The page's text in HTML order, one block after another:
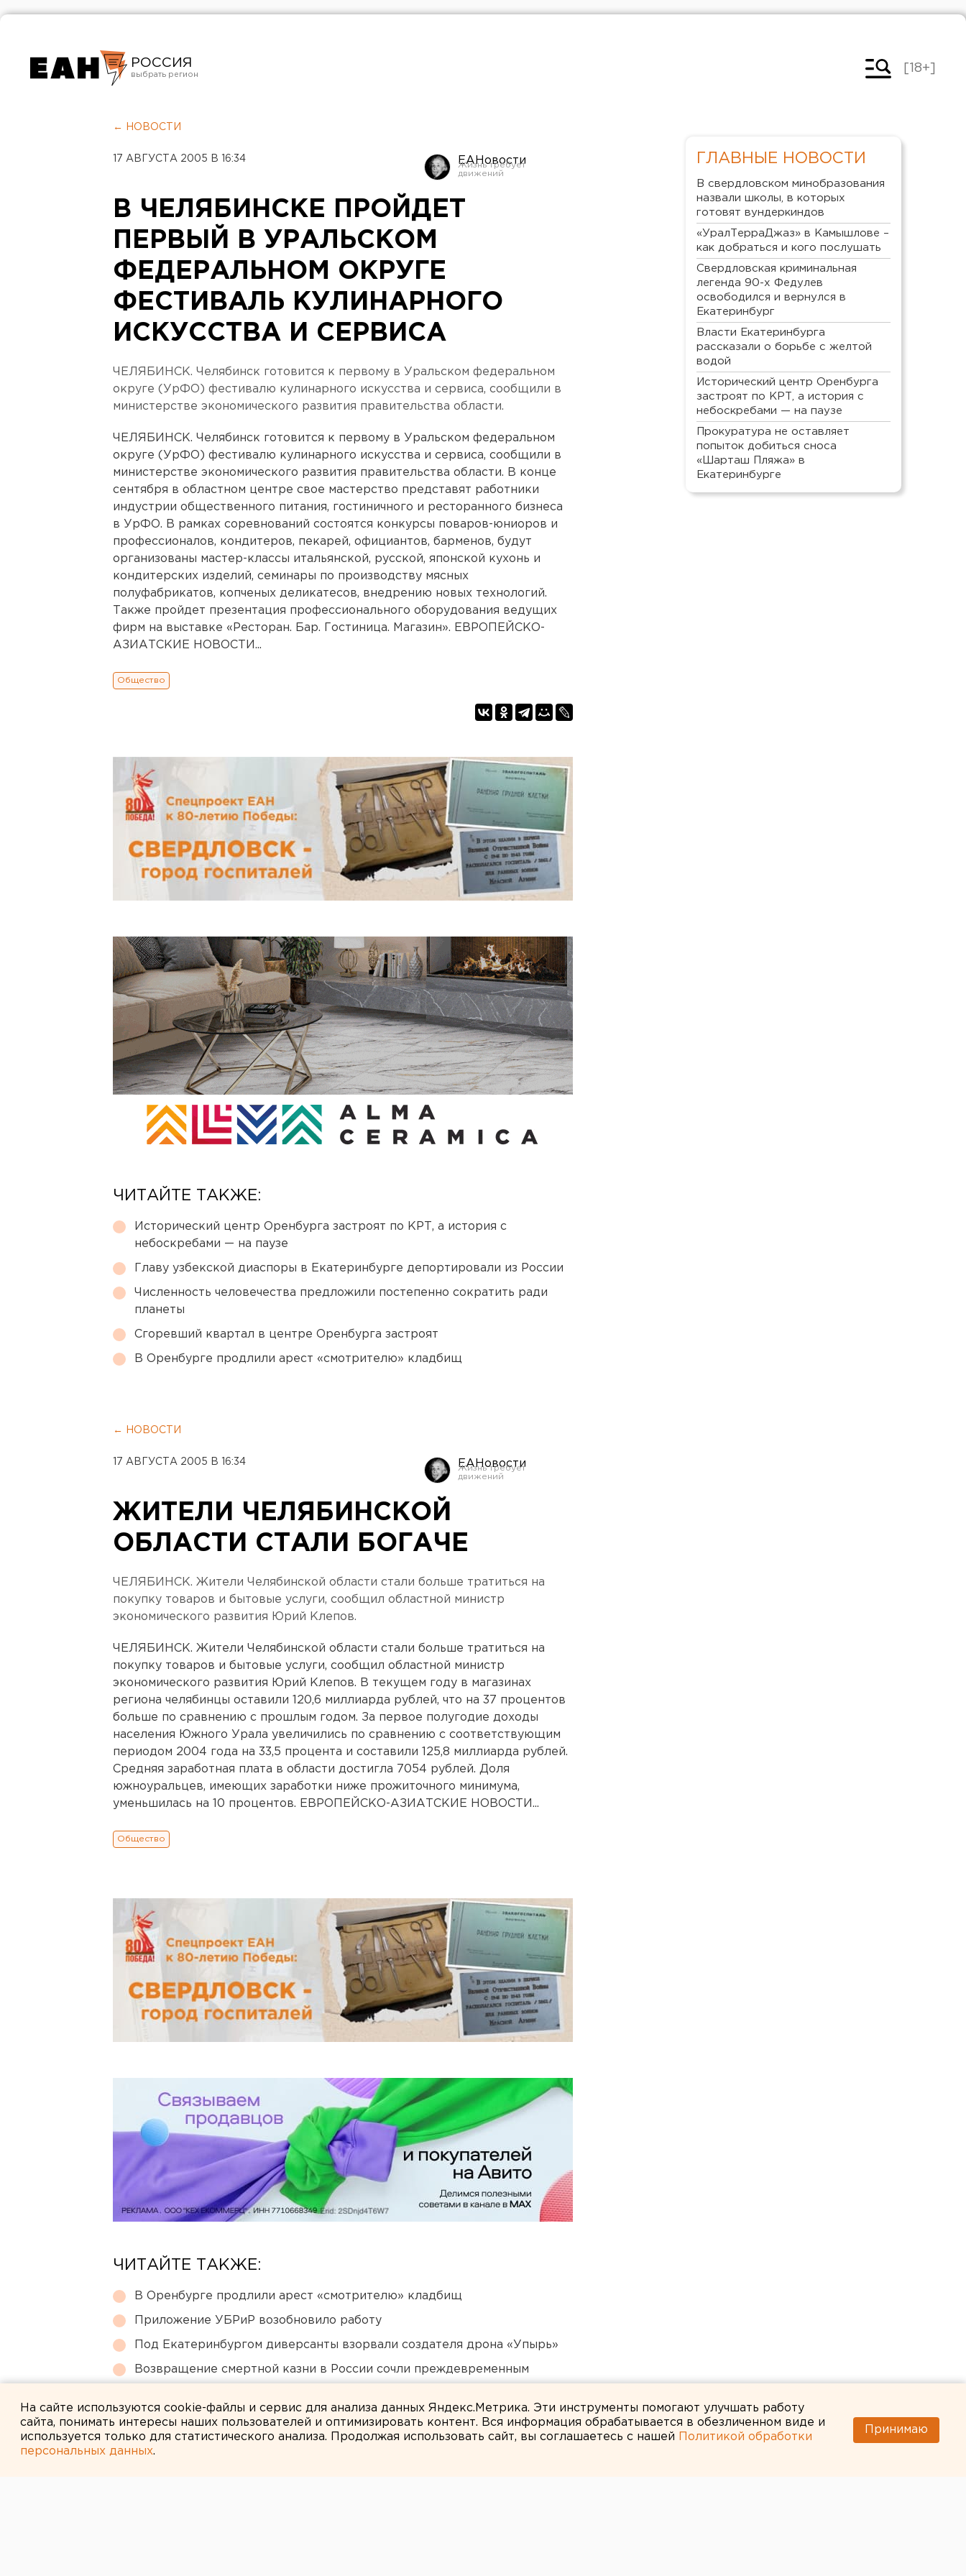
РОССИЯ
Челябинск
[18+]
← НОВОСТИ
17 АВГУСТА 2005 В 16:34 ЕАНовости
В ЧЕЛЯБИНСКЕ ПРОЙДЕТ
ПЕРВЫЙ В УРАЛЬСКОМ
ФЕДЕРАЛЬНОМ ОКРУГЕ
ФЕСТИВАЛЬ КУЛИНАРНОГО
ИСКУССТВА И СЕРВИСА
ЧЕЛЯБИНСК. Челябинск готовится к первому в Уральском федеральном
округе (УрФО) фестивалю кулинарного искусства и сервиса, сообщили в
министерстве экономического развития правительства области.
ЧЕЛЯБИНСК. Челябинск готовится к первому в Уральском федеральном
округе (УрФО) фестивалю кулинарного искусства и сервиса, сообщили в
министерстве экономического развития правительства области. В конце
сентября в областном центре свое мастерство представят работники
индустрии общественного питания, гостиничного и ресторанного бизнеса
в УрФО. В рамках соревнований состоятся конкурсы поваров-юниоров и
профессионалов, кондитеров, пекарей, официантов, барменов, будут
организованы мастер-классы итальянской, русской, японской кухонь и
кондитерских изделий, семинары по производству мясных
полуфабрикатов, копченых деликатесов, внедрению новых технологий.
Также пройдет презентация профессионального оборудования ведущих
фирм на выставке «Ресторан. Бар. Гостиница. Магазин». ЕВРОПЕЙСКО-
АЗИАТСКИЕ НОВОСТИ...
Общество
ЧИТАЙТЕ ТАКЖЕ:
Исторический центр Оренбурга застроят по КРТ, а история с
небоскребами — на паузе
Главу узбекской диаспоры в Екатеринбурге депортировали из России
Численность человечества предложили постепенно сократить ради
планеты
Сгоревший квартал в центре Оренбурга застроят
В Оренбурге продлили арест «смотрителю» кладбищ
← НОВОСТИ
17 АВГУСТА 2005 В 16:34 ЕАНовости
ЖИТЕЛИ ЧЕЛЯБИНСКОЙ
ОБЛАСТИ СТАЛИ БОГАЧЕ
ЧЕЛЯБИНСК. Жители Челябинской области стали больше тратиться на
покупку товаров и бытовые услуги, сообщил областной министр
экономического развития Юрий Клепов.
ЧЕЛЯБИНСК. Жители Челябинской области стали больше тратиться на
покупку товаров и бытовые услуги, сообщил областной министр
экономического развития Юрий Клепов. В текущем году в магазинах
региона челябинцы оставили 120,6 миллиарда рублей, что на 37 процентов
больше по сравнению с прошлым годом. За первое полугодие доходы
населения Южного Урала увеличились по сравнению с соответствующим
периодом 2004 года на 33,5 процента и составили 125,8 миллиарда рублей.
Средняя заработная плата в области достигла 7054 рублей. Доля
южноуральцев, имеющих заработки ниже прожиточного минимума,
уменьшилась на 10 процентов. ЕВРОПЕЙСКО-АЗИАТСКИЕ НОВОСТИ...
Общество
ЧИТАЙТЕ ТАКЖЕ:
В Оренбурге продлили арест «смотрителю» кладбищ
Приложение УБРиР возобновило работу
Под Екатеринбургом диверсанты взорвали создателя дрона «Упырь»
Возвращение смертной казни в России сочли преждевременным
ГЛАВНЫЕ НОВОСТИ
В свердловском минобразования
назвали школы, в которых
готовят вундеркиндов
«УралТерраДжаз» в Камышлове –
как добраться и кого послушать
Свердловская криминальная
легенда 90-х Федулев
освободился и вернулся в
Екатеринбург
Власти Екатеринбурга
рассказали о борьбе с желтой
водой
Исторический центр Оренбурга
застроят по КРТ, а история с
небоскребами — на паузе
Прокуратура не оставляет
попыток добиться сноса
«Шарташ Пляжа» в
Екатеринбурге
На сайте используются cookie-файлы и сервис для анализа данных Яндекс.Метрика. Эти инструменты помогают улучшать работу
сайта, понимать интересы наших пользователей и оптимизировать контент. Вся информация обрабатывается в обезличенном виде и
используется только для статистического анализа. Продолжая использовать сайт, вы соглашаетесь с нашей
Политикой обработки
персональных данных.
Принимаю